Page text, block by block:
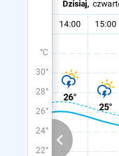
°C
30°
28°
26°
24°
22°